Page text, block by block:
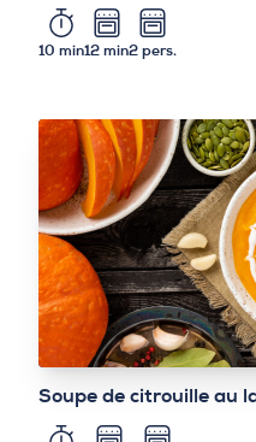
10 min12 min2 pers.
Soupe de citrouille au